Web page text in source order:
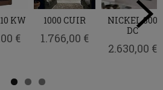
KW
€
1000 CUIR
1.766,00 €
NICKEL 800
DC
2.630,00 €